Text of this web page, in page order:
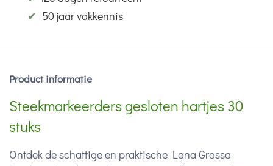
✔ 50 jaar vakkennis
Product informatie
Steekmarkeerders gesloten hartjes 30
stuks
Ontdek de schattige en praktische Lana Grossa